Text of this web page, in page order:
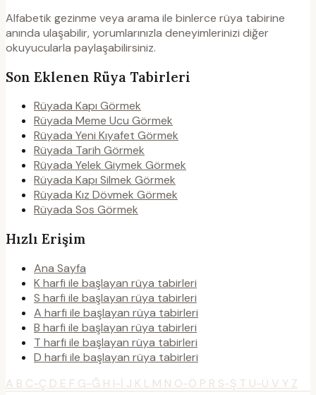
Alfabetik gezinme veya arama ile binlerce rüya tabirine
anında ulaşabilir, yorumlarınızla deneyimlerinizi diğer
okuyucularla paylaşabilirsiniz.
Son Eklenen Rüya Tabirleri
Rüyada Kapı Görmek
Rüyada Meme Ucu Görmek
Rüyada Yeni Kıyafet Görmek
Rüyada Tarih Görmek
Rüyada Yelek Giymek Görmek
Rüyada Kapı Silmek Görmek
Rüyada Kız Dövmek Görmek
Rüyada Sos Görmek
Hızlı Erişim
Ana Sayfa
K harfi ile başlayan rüya tabirleri
S harfi ile başlayan rüya tabirleri
A harfi ile başlayan rüya tabirleri
B harfi ile başlayan rüya tabirleri
T harfi ile başlayan rüya tabirleri
D harfi ile başlayan rüya tabirleri
A B C-Ç D E F G-Ğ H I-İ J K L M N O-Ö P R S-Ş T U-Ü V Y Z